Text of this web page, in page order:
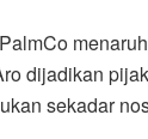
dijadikan
sekadar